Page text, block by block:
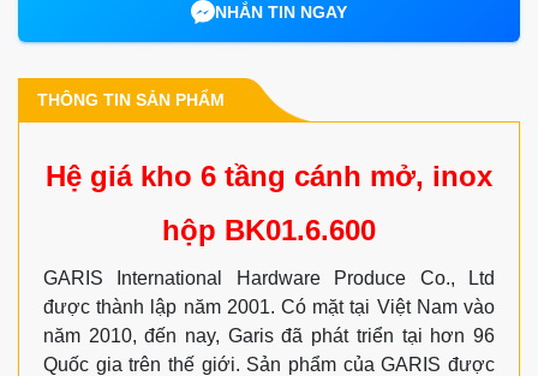
NHẮN TIN NGAY
THÔNG TIN SẢN PHẨM
Hệ giá kho 6 tầng cánh mở, inox
hộp BK01.6.600
GARIS International Hardware Produce Co., Ltd
được thành lập năm 2001. Có mặt tại Việt Nam vào
năm 2010, đến nay, Garis đã phát triển tại hơn 96
Quốc gia trên thế giới. Sản phẩm của GARIS được